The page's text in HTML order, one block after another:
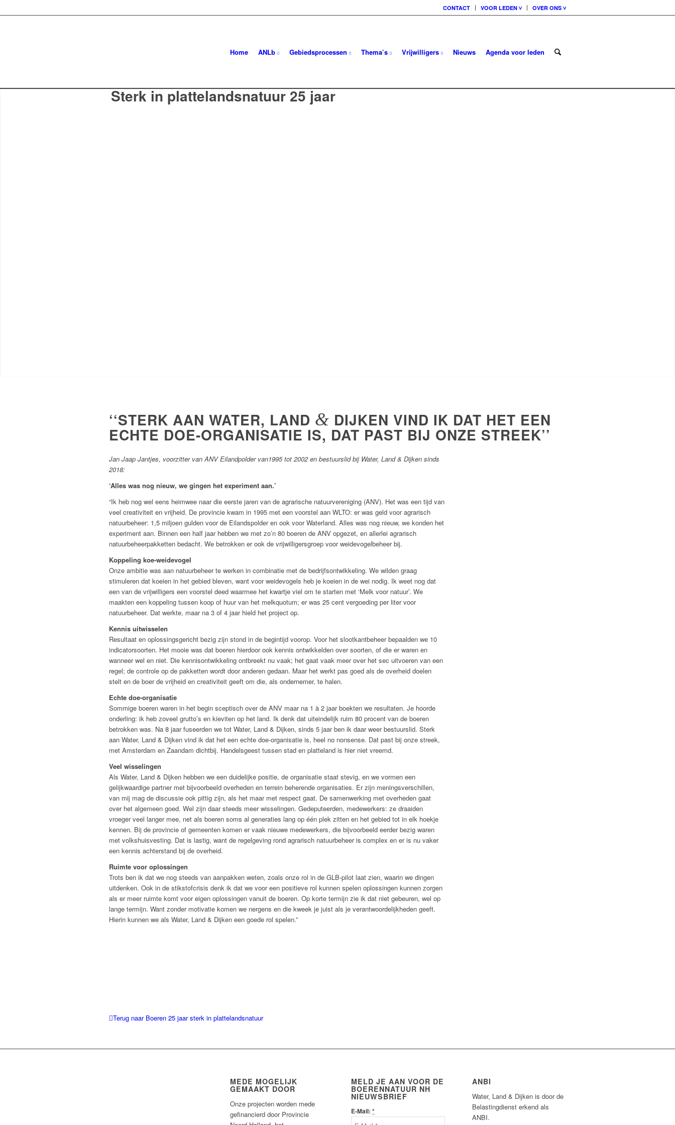
CONTACT VOOR LEDEN ˅ OVER ONS ˅
Home ANLb Gebiedsprocessen Thema’s Vrijwilligers Nieuws Agenda voor leden
Sterk in plattelandsnatuur 25 jaar
‘‘STERK AAN WATER, LAND & DIJKEN VIND IK DAT HET EEN
ECHTE DOE-ORGANISATIE IS, DAT PAST BIJ ONZE STREEK’’
Jan Jaap Jantjes, voorzitter van ANV Eilandpolder van1995 tot 2002 en bestuurslid bij Water, Land & Dijken sinds
2018:
‘Alles was nog nieuw, we gingen het experiment aan.’
“Ik heb nog wel eens heimwee naar die eerste jaren van de agrarische natuurvereniging (ANV). Het was een tijd van
veel creativiteit en vrijheid. De provincie kwam in 1995 met een voorstel aan WLTO: er was geld voor agrarisch
natuurbeheer: 1,5 miljoen gulden voor de Eilandspolder en ook voor Waterland. Alles was nog nieuw, we konden het
experiment aan. Binnen een half jaar hebben we met zo’n 80 boeren de ANV opgezet, en allerlei agrarisch
natuurbeheerpakketten bedacht. We betrokken er ook de vrijwilligersgroep voor weidevogelbeheer bij.
Koppeling koe-weidevogel
Onze ambitie was aan natuurbeheer te werken in combinatie met de bedrijfsontwikkeling. We wilden graag
stimuleren dat koeien in het gebied bleven, want voor weidevogels heb je koeien in de wei nodig. Ik weet nog dat
een van de vrijwilligers een voorstel deed waarmee het kwartje viel om te starten met ‘Melk voor natuur’. We
maakten een koppeling tussen koop of huur van het melkquotum; er was 25 cent vergoeding per liter voor
natuurbeheer. Dat werkte, maar na 3 of 4 jaar hield het project op.
Kennis uitwisselen
Resultaat en oplossingsgericht bezig zijn stond in de begintijd voorop. Voor het slootkantbeheer bepaalden we 10
indicatorsoorten. Het mooie was dat boeren hierdoor ook kennis ontwikkelden over soorten, of die er waren en
wanneer wel en niet. Die kennisontwikkeling ontbreekt nu vaak; het gaat vaak meer over het sec uitvoeren van een
regel; de controle op de pakketten wordt door anderen gedaan. Maar het werkt pas goed als de overheid doelen
stelt en de boer de vrijheid en creativiteit geeft om die, als ondernemer, te halen.
Echte doe-organisatie
Sommige boeren waren in het begin sceptisch over de ANV maar na 1 à 2 jaar boekten we resultaten. Je hoorde
onderling: ik heb zoveel grutto’s en kieviten op het land. Ik denk dat uiteindelijk ruim 80 procent van de boeren
betrokken was. Na 8 jaar fuseerden we tot Water, Land & Dijken, sinds 5 jaar ben ik daar weer bestuurslid. Sterk
aan Water, Land & Dijken vind ik dat het een echte doe-organisatie is, heel no nonsense. Dat past bij onze streek,
met Amsterdam en Zaandam dichtbij. Handelsgeest tussen stad en platteland is hier niet vreemd.
Veel wisselingen
Als Water, Land & Dijken hebben we een duidelijke positie, de organisatie staat stevig, en we vormen een
gelijkwaardige partner met bijvoorbeeld overheden en terrein beherende organisaties. Er zijn meningsverschillen,
van mij mag de discussie ook pittig zijn, als het maar met respect gaat. De samenwerking met overheden gaat
over het algemeen goed. Wel zijn daar steeds meer wisselingen. Gedeputeerden, medewerkers: ze draaiden
vroeger veel langer mee, net als boeren soms al generaties lang op één plek zitten en het gebied tot in elk hoekje
kennen. Bij de provincie of gemeenten komen er vaak nieuwe medewerkers, die bijvoorbeeld eerder bezig waren
met volkshuisvesting. Dat is lastig, want de regelgeving rond agrarisch natuurbeheer is complex en er is nu vaker
een kennis achterstand bij de overheid.
Ruimte voor oplossingen
Trots ben ik dat we nog steeds van aanpakken weten, zoals onze rol in de GLB-pilot laat zien, waarin we dingen
uitdenken. Ook in de stikstofcrisis denk ik dat we voor een positieve rol kunnen spelen oplossingen kunnen zorgen
als er meer ruimte komt voor eigen oplossingen vanuit de boeren. Op korte termijn zie ik dat niet gebeuren, wel op
lange termijn. Want zonder motivatie komen we nergens en die kweek je juist als je verantwoordelijkheden geeft.
Hierin kunnen we als Water, Land & Dijken een goede rol spelen.”
Terug naar Boeren 25 jaar sterk in plattelandsnatuur
MEDE MOGELIJK
GEMAAKT DOOR
Onze projecten worden mede
gefinancierd door Provincie
MELD JE AAN VOOR DE
BOERENNATUUR NH
NIEUWSBRIEF
E-Mail:*
ANBI
Water, Land & Dijken is door de
Belastingdienst erkend als
ANBI.